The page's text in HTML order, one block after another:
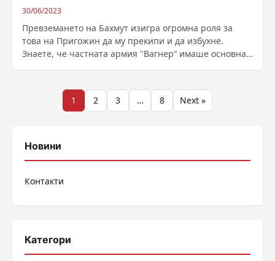
30/06/2023
Превземането на Бахмут изигра огромна роля за
това на Пригожин да му прекипи и да избухне.
Знаете, че частната армия "Вагнер“ имаше основна
Разделяне
публикациите
1 2 3 … 8 Next »
Новини
Контакти
Категори